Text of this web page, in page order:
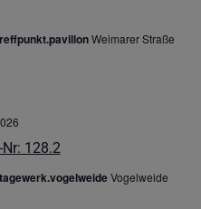
Weimarer Straße
128.2
Vogelweide